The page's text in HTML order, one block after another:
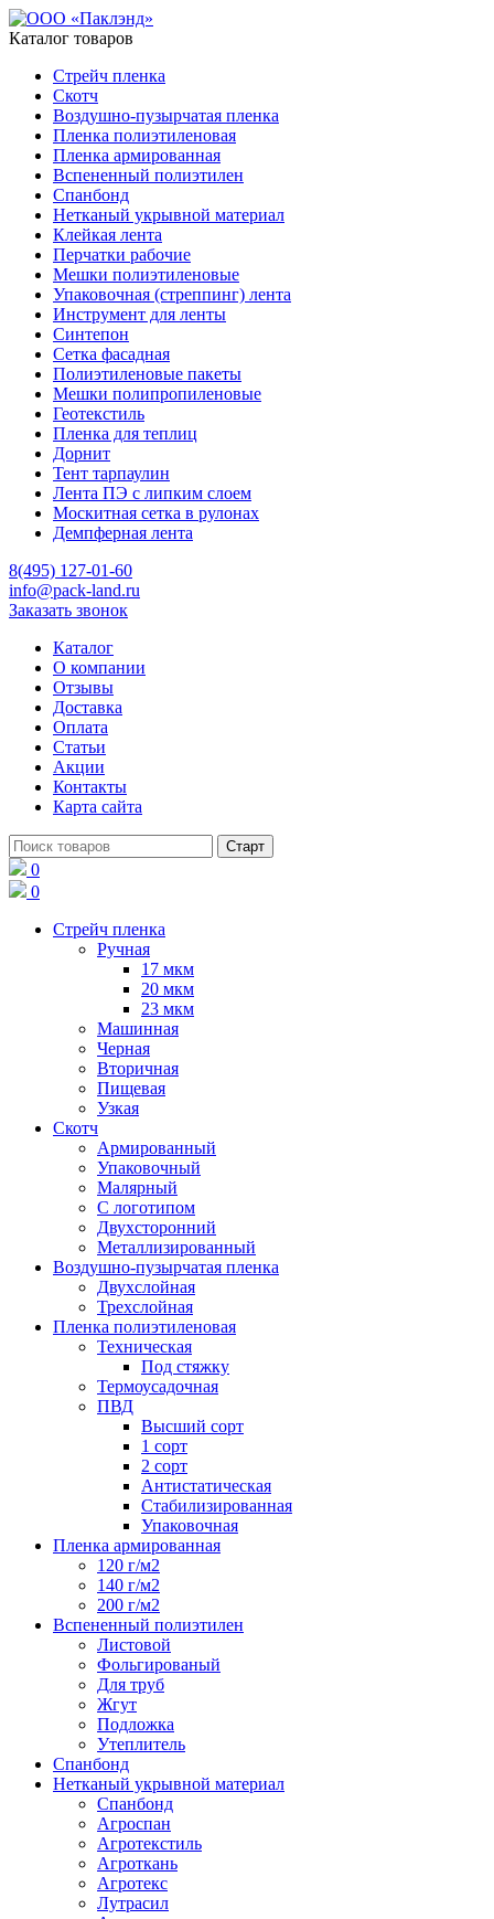
Каталог товаров
Стрейч пленка
Скотч
Воздушно-пузырчатая пленка
Пленка полиэтиленовая
Пленка армированная
Вспененный полиэтилен
Спанбонд
Нетканый укрывной материал
Клейкая лента
Перчатки рабочие
Мешки полиэтиленовые
Упаковочная (стреппинг) лента
Инструмент для ленты
Синтепон
Сетка фасадная
Полиэтиленовые пакеты
Мешки полипропиленовые
Геотекстиль
Пленка для теплиц
Дорнит
Тент тарпаулин
Лента ПЭ с липким слоем
Москитная сетка в рулонах
Демпферная лента
8(495) 127-01-60
info@pack-land.ru
Заказать звонок
Каталог
О компании
Отзывы
Доставка
Оплата
Статьи
Акции
Контакты
Карта сайта
0
0
Стрейч пленка
Ручная
17 мкм
20 мкм
23 мкм
Машинная
Черная
Вторичная
Пищевая
Узкая
Скотч
Армированный
Упаковочный
Малярный
С логотипом
Двухсторонний
Металлизированный
Воздушно-пузырчатая пленка
Двухслойная
Трехслойная
Пленка полиэтиленовая
Техническая
Под стяжку
Термоусадочная
ПВД
Высший сорт
1 сорт
2 сорт
Антистатическая
Стабилизированная
Упаковочная
Пленка армированная
120 г/м2
140 г/м2
200 г/м2
Вспененный полиэтилен
Листовой
Фольгированый
Для труб
Жгут
Подложка
Утеплитель
Спанбонд
Нетканый укрывной материал
Спанбонд
Агроспан
Агротекстиль
Агроткань
Агротекс
Лутрасил